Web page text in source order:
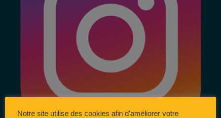
Notre site utilise des cookies afin d'améliorer votre